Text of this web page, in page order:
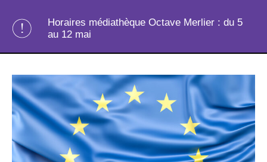
Horaires médiathèque Octave Merlier : du 5
au 12 mai